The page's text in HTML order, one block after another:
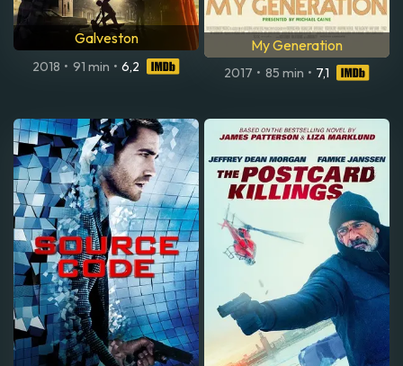
Galveston
2018 • 91 min • 6,2
My Generation
2017 • 85 min • 7,1